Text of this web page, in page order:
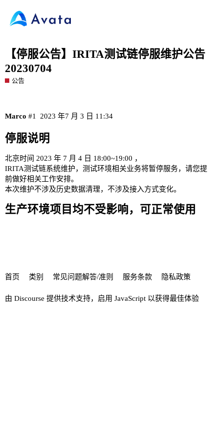
【停服公告】IRITA测试链停服维护公告
20230704
公告
Marco 2023 年7 月 3 日 11:34
#1
停服说明
北京时间 2023 年 7 月 4 日 18:00~19:00 ，
IRITA测试链系统维护，测试环境相关业务将暂停服务，请您提
前做好相关工作安排。
本次维护不涉及历史数据清理，不涉及接入方式变化。
生产环境项目均不受影响，可正常使用
首页 类别 常见问题解答/准则 服务条款 隐私政策
由 Discourse 提供技术支持，启用 JavaScript 以获得最佳体验